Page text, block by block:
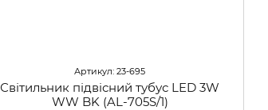
Артикул: 23-695
Світильник підвісний тубус LED 3W
WW BK (AL-705S/1)